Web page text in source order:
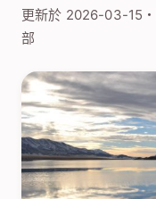
更新於 2026-03-15
部